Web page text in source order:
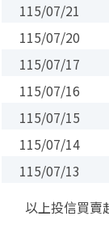
115/07/21
115/07/20
115/07/17
115/07/16
115/07/15
115/07/14
115/07/13
以上投信買賣